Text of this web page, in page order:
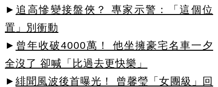
► 追高慘變接盤俠？ 專家示警：「這個位
置」別衝動
► 曾年收破4000萬！ 他坐擁豪宅名車一夕
全沒了 卻喊「比過去更快樂」
► 緋聞風波後首曝光！ 曾馨瑩「女團級」回